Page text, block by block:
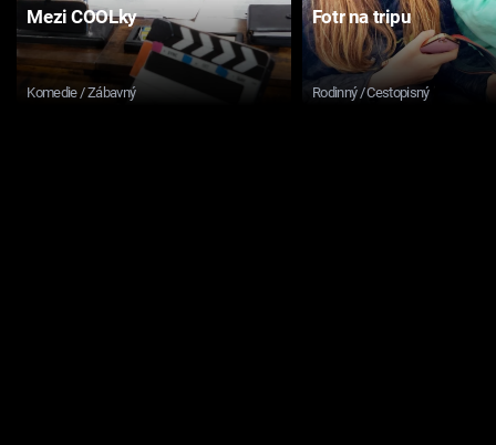
Mezi COOLky
Komedie / Zábavný
Fotr na tripu
Rodinný / Cestopisný